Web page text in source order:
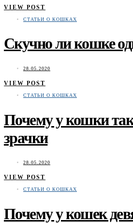
VIEW POST
СТАТЬИ О КОШКАХ
Скучно ли кошке
28.05.2020
VIEW POST
СТАТЬИ О КОШКАХ
Почему у кошки
зрачки
28.05.2020
VIEW POST
СТАТЬИ О КОШКАХ
Почему у кошек